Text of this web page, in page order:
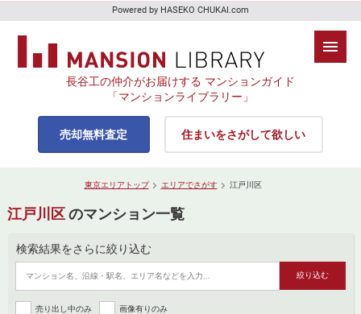
Powered by HASEKO CHUKAI.com
長谷工の仲介がお届けする マンションガイド
「マンションライブラリー」
売却無料査定 住まいをさがして欲しい
東京エリアトップ エリアでさがす 江戸川区
江戸川区 のマンション一覧
検索結果をさらに絞り込む
売り出し中のみ 画像有りのみ